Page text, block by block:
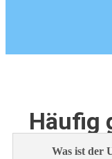
Häufig
Was ist der